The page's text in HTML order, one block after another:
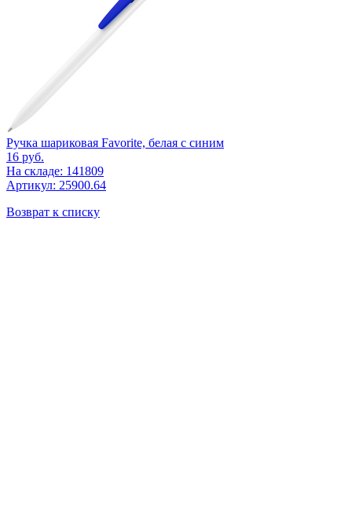
Ручка шариковая Favorite, белая с синим
16 руб.
На складе: 141809
Артикул: 25900.64
Возврат к списку